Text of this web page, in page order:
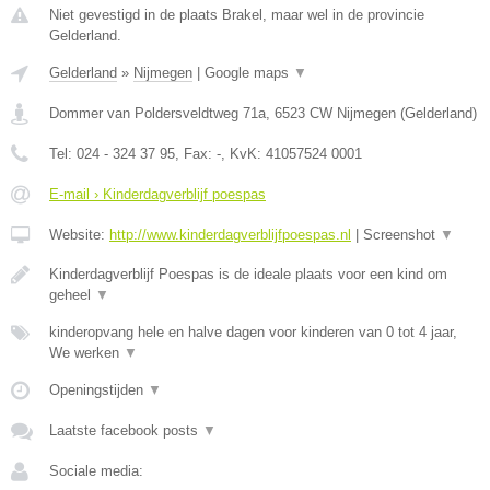
Niet gevestigd in de plaats Brakel, maar wel in de provincie
Gelderland.
Gelderland » Nijmegen Google maps ▼
Dommer van Poldersveldtweg 71a, 6523 CW Nijmegen (Gelderland)
Tel: 024 - 324 37 95, Fax: -, KvK: 41057524 0001
E-mail › Kinderdagverblijf poespas
Website: http://www.kinderdagverblijfpoespas.nl Screenshot ▼
Kinderdagverblijf Poespas is de ideale plaats voor een kind om
geheel
▼
kinderopvang hele en halve dagen voor kinderen van 0 tot 4 jaar,
We werken ▼
Openingstijden ▼
Laatste facebook posts ▼
Sociale media: